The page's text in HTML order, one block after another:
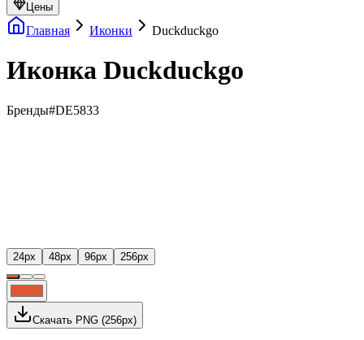
Цены
Главная Иконки Duckduckgo
Иконка Duckduckgo
Бренды#DE5833
24px 48px 96px 256px
Скачать PNG (256px)